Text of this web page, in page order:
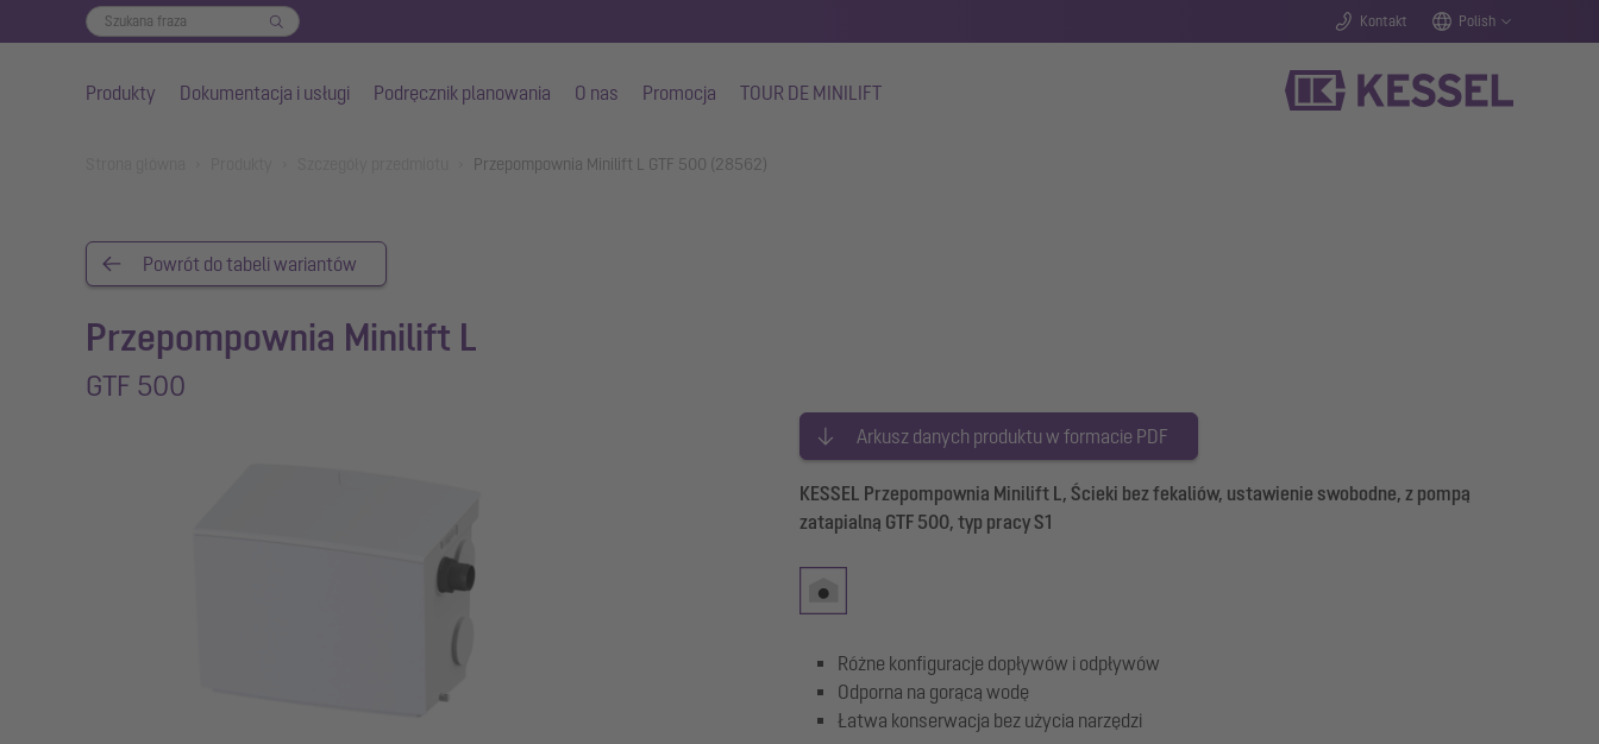
Kontakt Polish
Produkty Dokumentacja i usługi Podręcznik planowania O nas Promocja TOUR DE MINILIFT
Przepompownia Minilift L GTF 500 (28562)
Powrót do tabeli wariantów
Przepompownia Minilift L
GTF 500
Arkusz danych produktu w formacie PDF
KESSEL Przepompownia Minilift L, Ścieki bez fekaliów, ustawienie swobodne, z pompą
zatapialną GTF 500, typ pracy S1
Różne konfiguracje dopływów i odpływów
Odporna na gorącą wodę
Łatwa konserwacja bez użycia narzędzi